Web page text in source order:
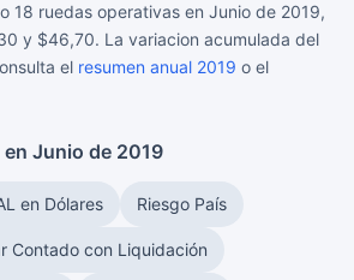
18 ruedas operativas en Junio de 2019,
y $46,70. La variacion acumulada del
el resumen anual 2019 o el
Junio de 2019
en Dólares Riesgo País
Contado con Liquidación